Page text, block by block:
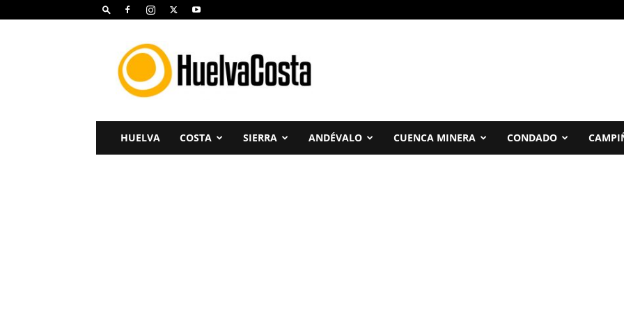
Huelva
Costa
HUELVA COSTA SIERRA ANDÉVALO CUENCA MINERA CONDADO